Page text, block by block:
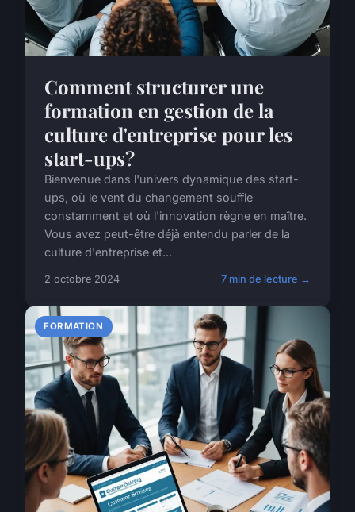
Comment structurer une
formation en gestion de la
culture d'entreprise pour les
start-ups?
Bienvenue dans l'univers dynamique des start-
ups, où le vent du changement souffle
constamment et où l'innovation règne en maître.
Vous avez peut-être déjà entendu parler de la
culture d'entreprise et...
2 octobre 2024 7 min de lecture →
FORMATION